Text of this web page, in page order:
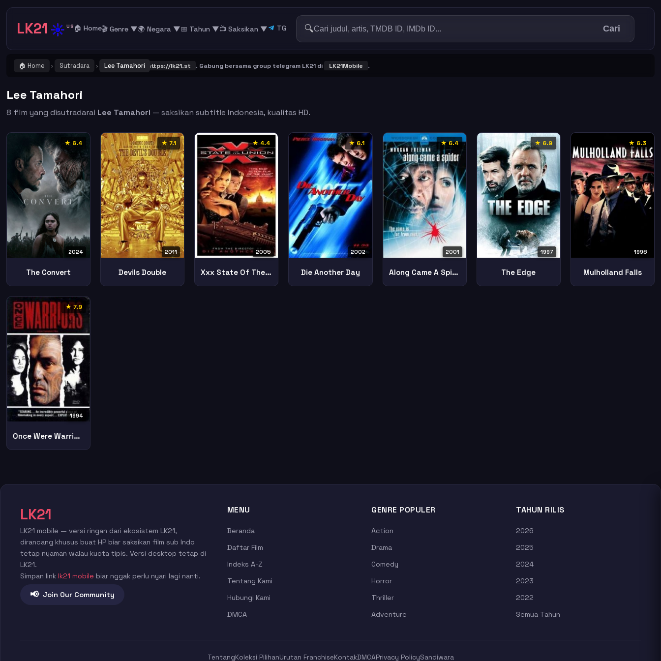
LK21 ☀️ US 🏠 Home🎬 Genre ▼🌍 Negara ▼📅 Tahun ▼📺 Saksikan ▼ TG 🔍 Cari
🏠 Home › Sutradara › Lee Tamahori
! Catat dan Bookmark alamat URL LK21 https://lk21.st . Gabung bersama group telegram LK21 di LK21Mobile .
Lee Tamahori
8 film yang disutradarai Lee Tamahori — saksikan subtitle Indonesia, kualitas HD.
★ 6.4
2024
The Convert
★ 7.1
2011
Devils Double
★ 4.4
2005
Xxx State Of The Union
★ 6.1
2002
Die Another Day
★ 6.4
2001
Along Came A Spider
★ 6.9
1997
The Edge
★ 6.3
1996
Mulholland Falls
★ 7.9
1994
Once Were Warriors
LK21
LK21 mobile — versi ringan dari ekosistem LK21,
dirancang khusus buat HP biar saksikan film sub Indo
tetap nyaman walau kuota tipis. Versi desktop tetap di
LK21.
Simpan link lk21 mobile biar nggak perlu nyari lagi nanti.
📢 Join Our Community
MENU
Beranda
Daftar Film
Indeks A-Z
Tentang Kami
Hubungi Kami
DMCA
GENRE POPULER
Action
Drama
Comedy
Horror
Thriller
Adventure
TAHUN RILIS
2026
2025
2024
2023
2022
Semua Tahun
TentangKoleksi PilihanUrutan FranchiseKontakDMCAPrivacy PolicySandiwara